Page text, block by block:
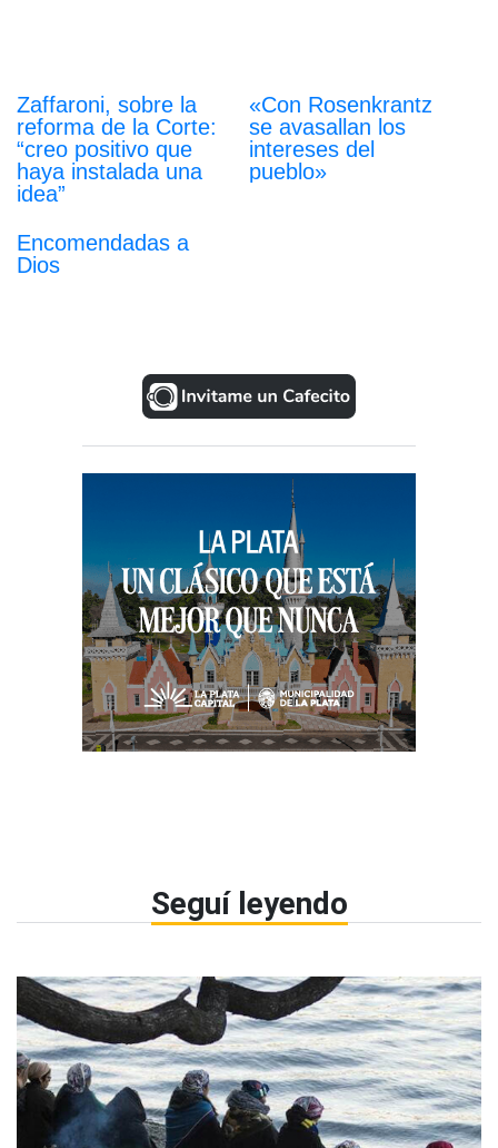
Zaffaroni, sobre la
reforma de la Corte:
“creo positivo que
haya instalada una
idea”
«Con Rosenkrantz
se avasallan los
intereses del
pueblo»
Encomendadas a
Dios
Seguí leyendo